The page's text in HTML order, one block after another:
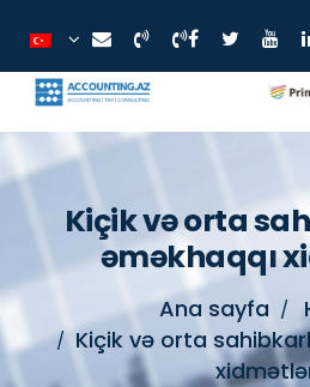
Kiçik və orta
əməkhaqqı
Ana sayfa
Kiçik və orta